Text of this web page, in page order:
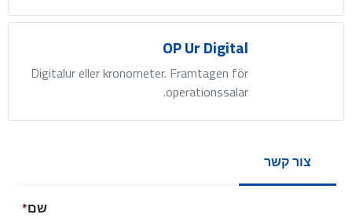
OP Ur Digital
Digitalur eller kronometer. Framtagen för
operationssalar.
צור קשר
שם*